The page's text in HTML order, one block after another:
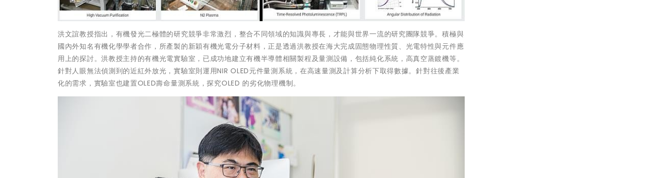
洪文誼教授指出，有機發光二極體的研究競爭非常激烈，整合不同領域的知識與專長，才能與世界一流的研究團隊競爭。積極與
國內外知名有機化學學者合作，所產製的新穎有機光電分子材料，正是透過洪教授在海大完成固態物理性質、光電特性與元件應
用上的探討。洪教授主持的有機光電實驗室，已成功地建立有機半導體相關製程及量測設備，包括純化系統，高真空蒸鍍機等。
針對人眼無法偵測到的近紅外放光，實驗室則運用NIR OLED元件量測系統，在高速量測及計算分析下取得數據。針對往後產業
化的需求，實驗室也建置OLED壽命量測系統，探究OLED 的劣化物理機制。